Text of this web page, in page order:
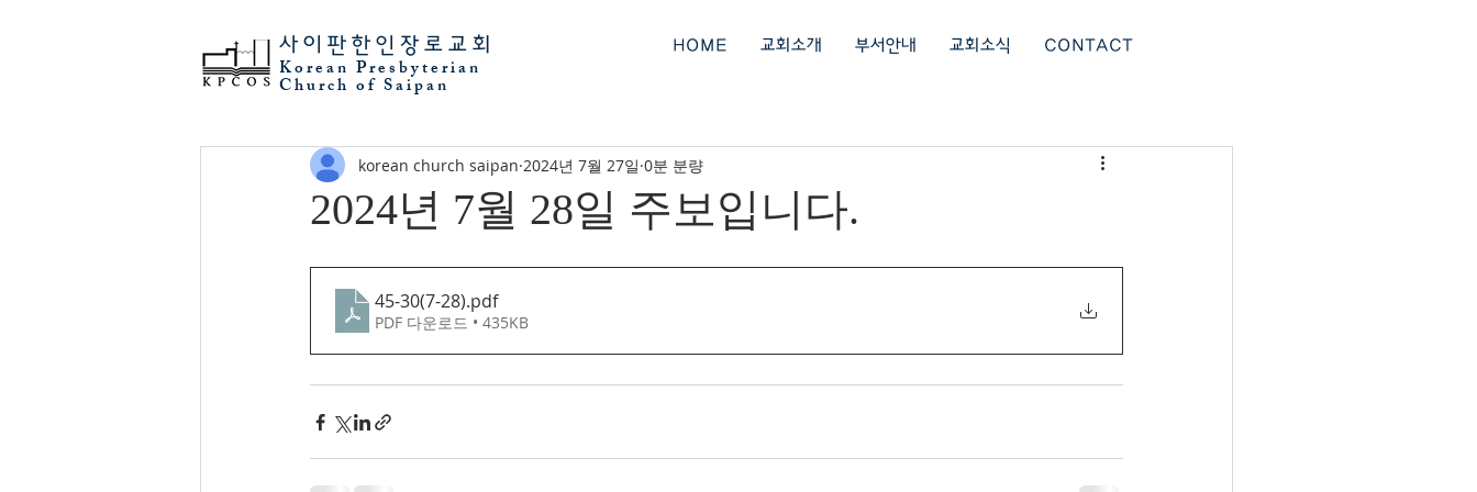
HOME 교회소개 부서안내 교회소식 CONTACT
사이판 한인장로교회
Korean Presbyterian
Church of Saipan
2024년 7월 28일 주보입니다.
korean church saipan 2024년 7월 27일 0분 분량
45-30(7-28).pdf
PDF 다운로드 • 435KB